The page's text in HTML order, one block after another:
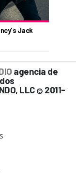
Jack
agencia de
LLC © 2011-